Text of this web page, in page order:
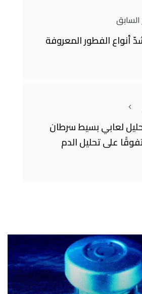
أنواع الفطور المعروفة
لعابي بسيط سرطان
على تحليل الدم